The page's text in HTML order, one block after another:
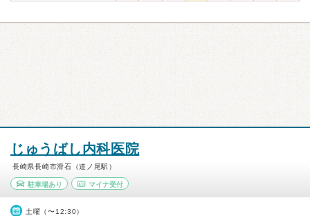
じゅうばし内科医院
長崎県長崎市滑石（道ノ尾駅）
駐車場あり マイナ受付
土曜（〜12:30）